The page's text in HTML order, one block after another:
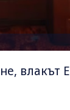
влакът